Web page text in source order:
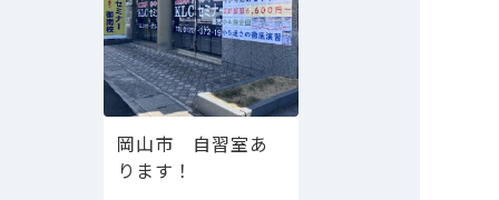
岡山市 自習室あ
ります！